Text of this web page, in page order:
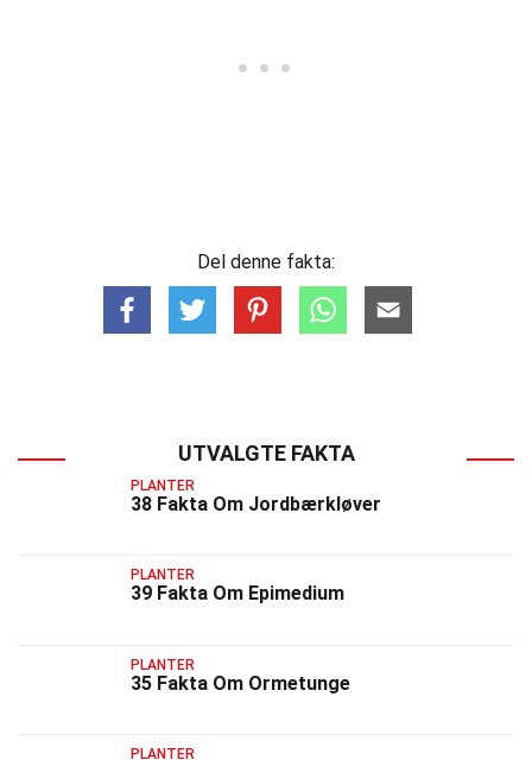
Del denne fakta:
UTVALGTE FAKTA
PLANTER
38 Fakta Om Jordbærkløver
PLANTER
39 Fakta Om Epimedium
PLANTER
35 Fakta Om Ormetunge
PLANTER